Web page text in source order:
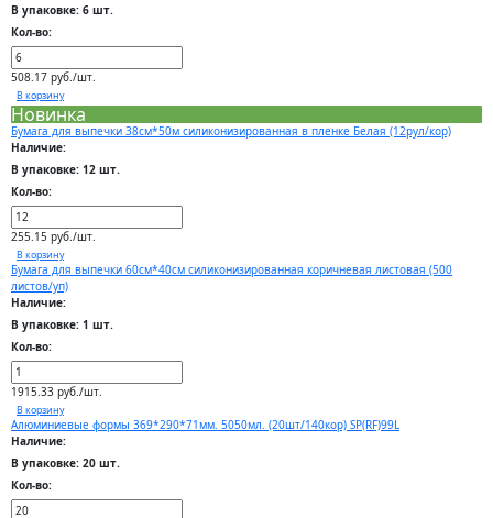
В упаковке: 6 шт.
Кол-во:
508.17 руб./шт.
В корзину
Новинка
Бумага для выпечки 38см*50м силиконизированная в пленке Белая (12рул/кор)
Наличие:
В упаковке: 12 шт.
Кол-во:
255.15 руб./шт.
В корзину
Бумага для выпечки 60см*40см силиконизированная коричневая листовая (500
листов/уп)
Наличие:
В упаковке: 1 шт.
Кол-во:
1915.33 руб./шт.
В корзину
Алюминиевые формы 369*290*71мм. 5050мл. (20шт/140кор) SP(RF)99L
Наличие:
В упаковке: 20 шт.
Кол-во: